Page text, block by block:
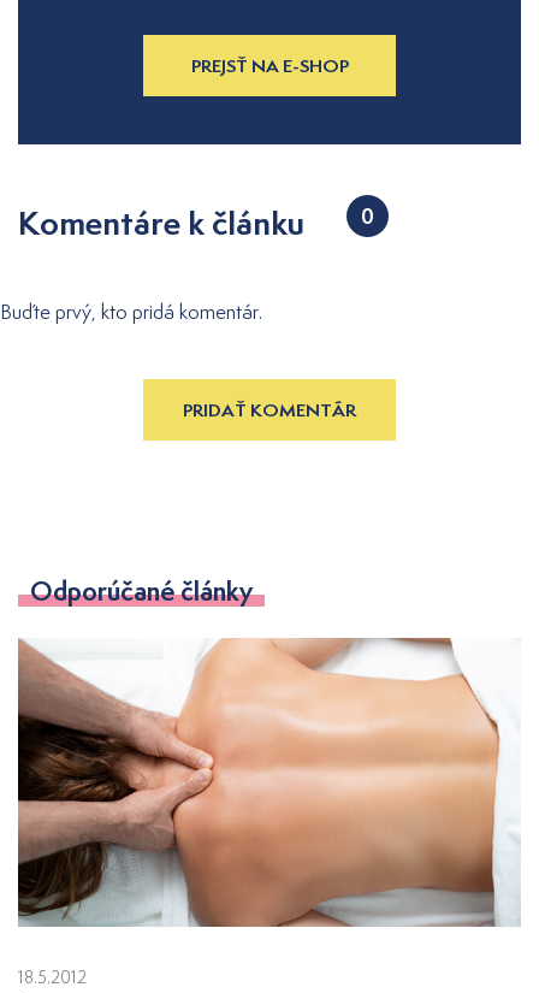
PREJSŤ NA E-SHOP
Komentáre k článku 0
Buďte prvý, kto pridá komentár.
PRIDAŤ KOMENTÁR
Odporúčané články
18.5.2012